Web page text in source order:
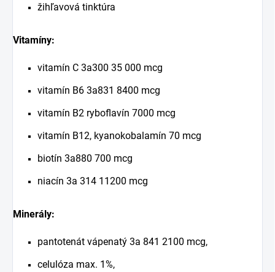
žihľavová tinktúra
Vitamíny:
vitamín C 3a300 35 000 mcg
vitamín B6 3a831 8400 mcg
vitamín B2 ryboflavín 7000 mcg
vitamín B12, kyanokobalamín 70 mcg
biotín 3a880 700 mcg
niacín 3a 314 11200 mcg
Minerály:
pantotenát vápenatý 3a 841 2100 mcg,
celulóza max. 1%,